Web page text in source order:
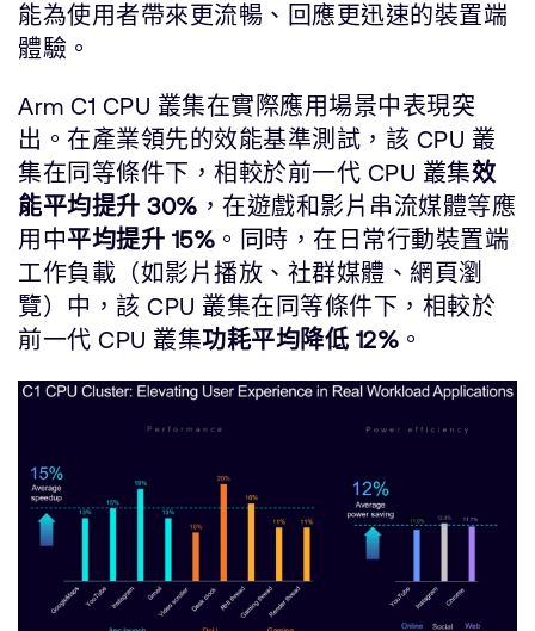
能為使用者帶來更流暢、回應更迅速的裝置端
體驗。
Arm C1 CPU 叢集在實際應用場景中表現突
出。在產業領先的效能基準測試，該 CPU 叢
集在同等條件下，相較於前一代 CPU 叢集效
能平均提升 30% ，在遊戲和影片串流媒體等應
用中平均提升 15% 。同時，在日常行動裝置端
工作負載（如影片播放、社群媒體、網頁瀏
覽）中，該 CPU 叢集在同等條件下，相較於
前一代 CPU 叢集功耗平均降低 12% 。